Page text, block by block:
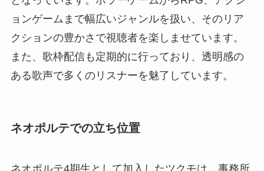
ョンゲームまで幅広いジャンルを扱い、そのリア
クションの豊かさで視聴者を楽しませています。
また、歌枠配信も定期的に行っており、透明感の
ある歌声で多くのリスナーを魅了しています。
ネオポルテでの立ち位置
ネオポルテ4期生として加入したツクモは、事務所